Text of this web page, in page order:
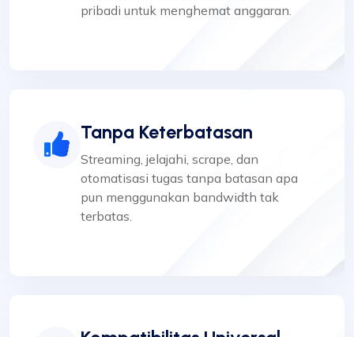
pribadi untuk menghemat anggaran.
Tanpa Keterbatasan
Streaming, jelajahi, scrape, dan
otomatisasi tugas tanpa batasan apa
pun menggunakan bandwidth tak
terbatas.